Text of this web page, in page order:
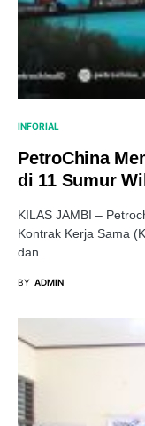
INFORIAL
PetroChina
di 11 Sumur
KILAS JAMBI –
Kontrak Kerja Sama
dan…
BY ADMIN